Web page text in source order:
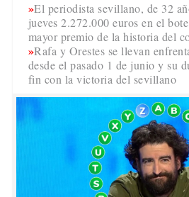
El periodista sevillano, de 32
jueves 2.272.000 euros en el
mayor premio de la historia del
Rafa y Orestes se llevan
desde el pasado 1 de junio y su
fin con la victoria del sevillano